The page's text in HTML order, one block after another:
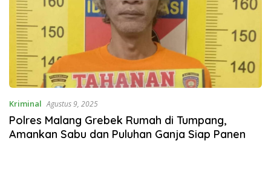
Kriminal Agustus 9, 2025
Polres Malang Grebek Rumah di Tumpang,
Amankan Sabu dan Puluhan Ganja Siap Panen